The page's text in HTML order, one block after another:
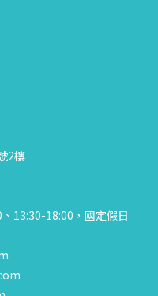
2樓
13:30-18:00，國定假日